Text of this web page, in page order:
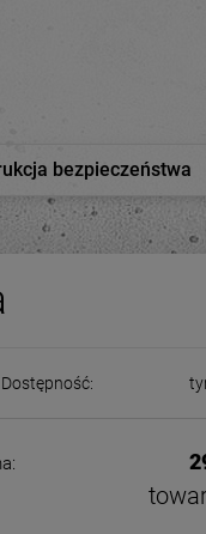
bezpieczeństwa
Dostępność: